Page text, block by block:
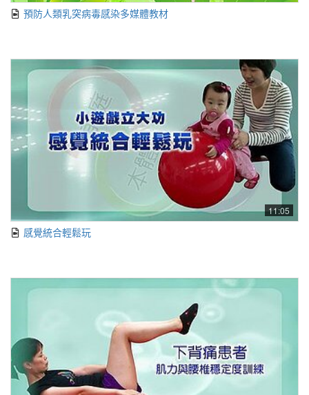
預防人類乳突病毒感染多媒體教材
11:05
感覺統合輕鬆玩